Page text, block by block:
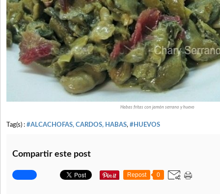
Habas fritas con jamón serrano y huevo
Tag(s) : #ALCACHOFAS, CARDOS, HABAS, #HUEVOS
Compartir este post
Repost 0